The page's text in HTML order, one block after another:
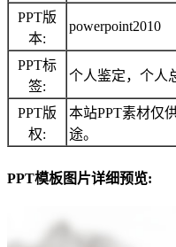
PPT版
本:
powerpoint2010
PPT标
签:
个人鉴定，个人
PPT版
权:
本站PPT素材仅
途。
PPT模板图片详细预览: